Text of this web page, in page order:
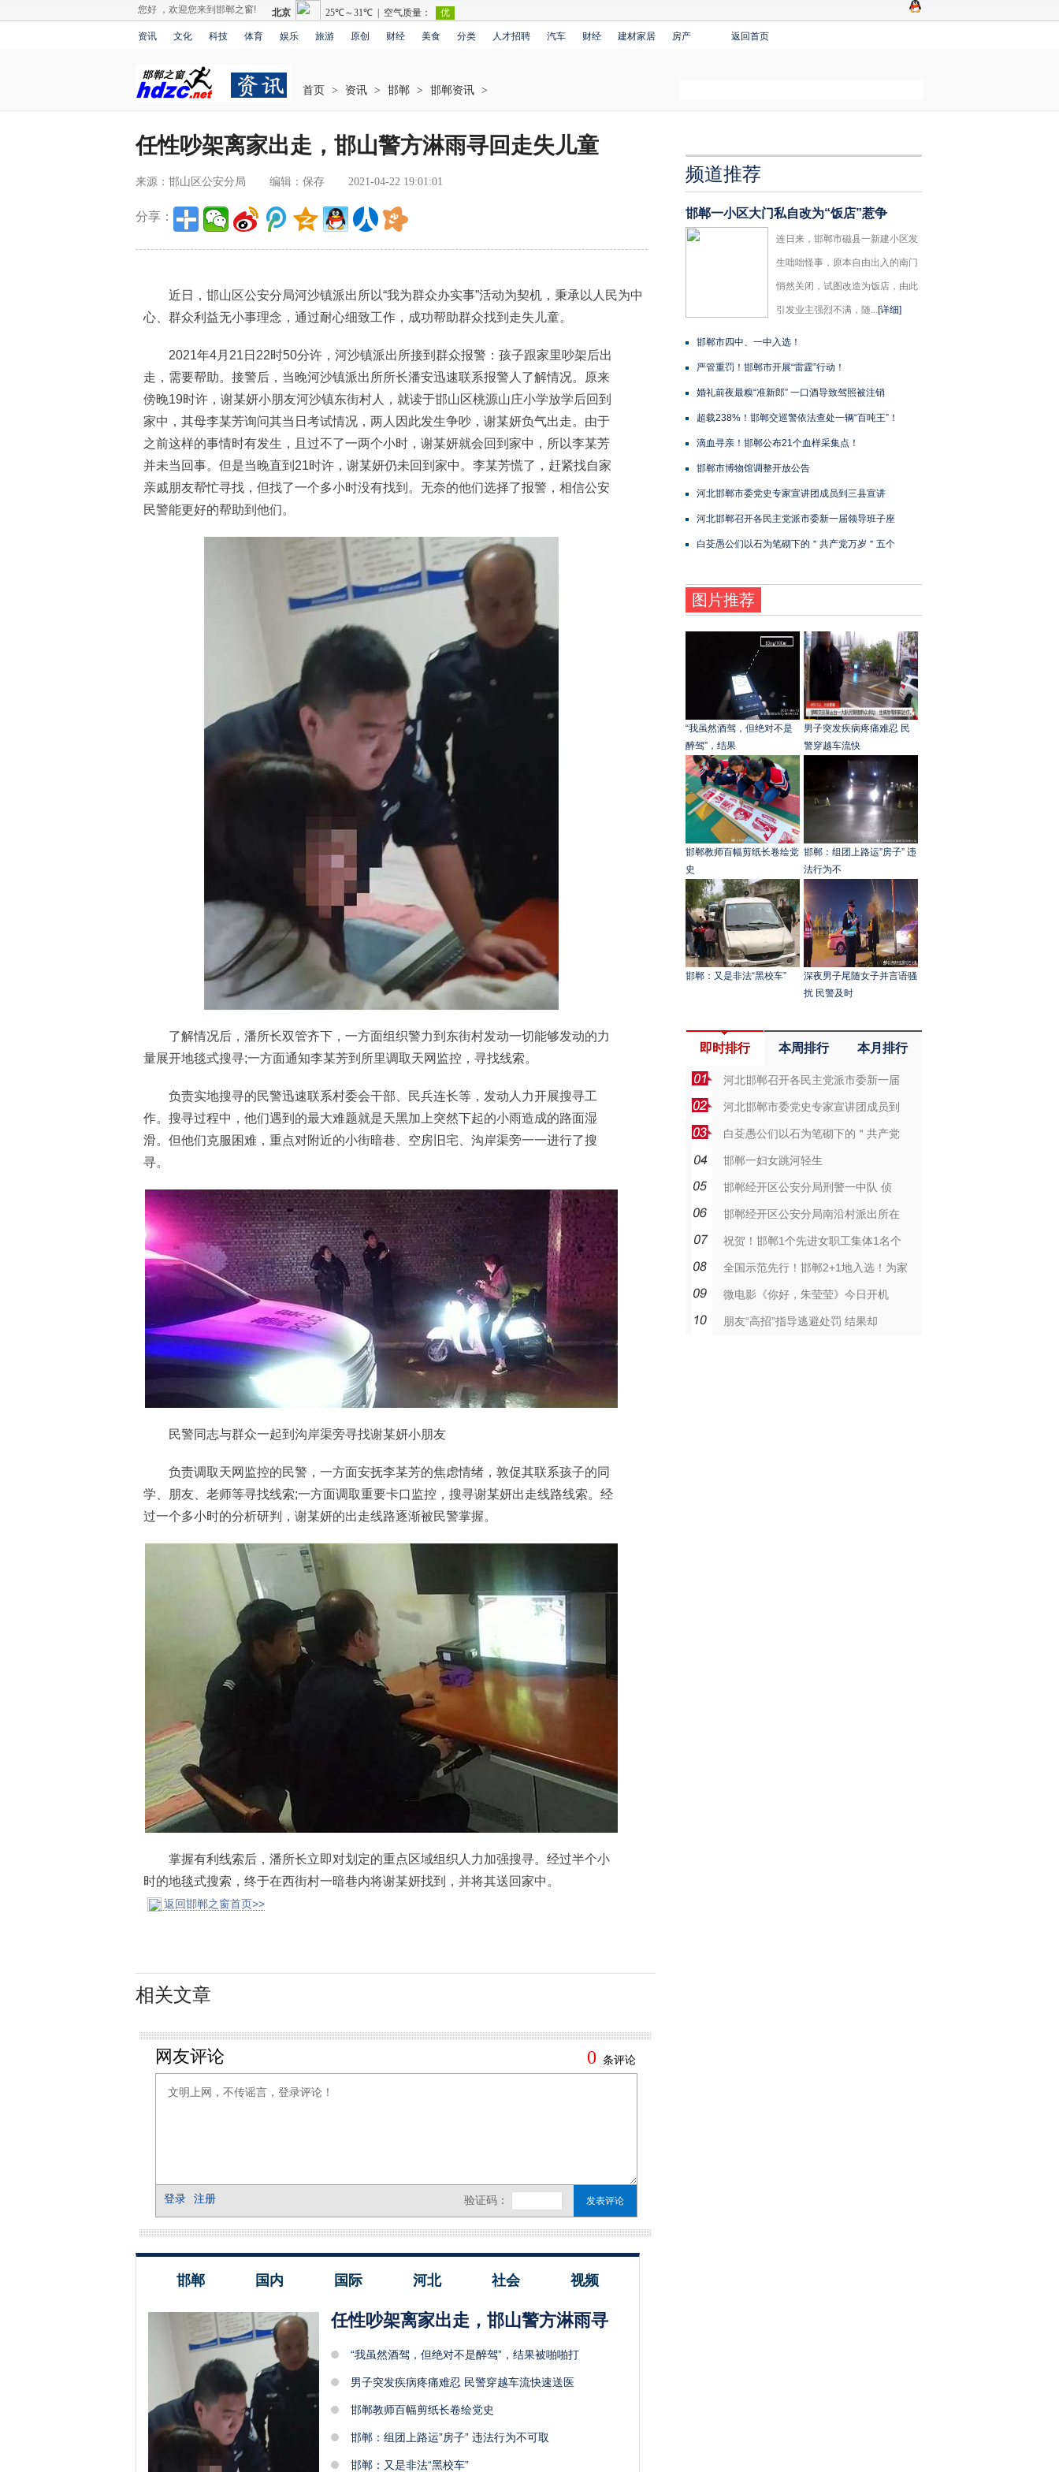
您好 ，欢迎您来到邯郸之窗!
资讯 文化 科技 体育 娱乐 旅游 原创 财经 美食 分类 人才招聘 汽车 财经 建材家居 房产 返回首页
首页 > 资讯 > 邯郸 > 邯郸资讯 >
任性吵架离家出走，邯山警方淋雨寻回走失儿童
来源：邯山区公安分局 编辑：保存 2021-04-22 19:01:01
分享：
近日，邯山区公安分局河沙镇派出所以“我为群众办实事”活动为契机，秉承以人民为中
心、群众利益无小事理念，通过耐心细致工作，成功帮助群众找到走失儿童。
2021年4月21日22时50分许，河沙镇派出所接到群众报警：孩子跟家里吵架后出
走，需要帮助。接警后，当晚河沙镇派出所所长潘安迅速联系报警人了解情况。原来
傍晚19时许，谢某妍小朋友河沙镇东街村人，就读于邯山区桃源山庄小学放学后回到
家中，其母李某芳询问其当日考试情况，两人因此发生争吵，谢某妍负气出走。由于
之前这样的事情时有发生，且过不了一两个小时，谢某妍就会回到家中，所以李某芳
并未当回事。但是当晚直到21时许，谢某妍仍未回到家中。李某芳慌了，赶紧找自家
亲戚朋友帮忙寻找，但找了一个多小时没有找到。无奈的他们选择了报警，相信公安
民警能更好的帮助到他们。
了解情况后，潘所长双管齐下，一方面组织警力到东街村发动一切能够发动的力
量展开地毯式搜寻;一方面通知李某芳到所里调取天网监控，寻找线索。
负责实地搜寻的民警迅速联系村委会干部、民兵连长等，发动人力开展搜寻工
作。搜寻过程中，他们遇到的最大难题就是天黑加上突然下起的小雨造成的路面湿
滑。但他们克服困难，重点对附近的小街暗巷、空房旧宅、沟岸渠旁一一进行了搜
寻。
民警同志与群众一起到沟岸渠旁寻找谢某妍小朋友
负责调取天网监控的民警，一方面安抚李某芳的焦虑情绪，敦促其联系孩子的同
学、朋友、老师等寻找线索;一方面调取重要卡口监控，搜寻谢某妍出走线路线索。经
过一个多小时的分析研判，谢某妍的出走线路逐渐被民警掌握。
掌握有利线索后，潘所长立即对划定的重点区域组织人力加强搜寻。经过半个小
时的地毯式搜索，终于在西街村一暗巷内将谢某妍找到，并将其送回家中。
返回邯郸之窗首页>>
相关文章
邯郸 国内 国际 河北 社会 视频
任性吵架离家出走，邯山警方淋雨寻
“我虽然酒驾，但绝对不是醉驾”，结果被啪啪打
男子突发疾病疼痛难忍 民警穿越车流快速送医
邯郸教师百幅剪纸长卷绘党史
邯郸：组团上路运”房子” 违法行为不可取
邯郸：又是非法“黑校车”
频道推荐
邯郸一小区大门私自改为“饭店”惹争
连日来，邯郸市磁县一新建小区发
生咄咄怪事，原本自由出入的南门
悄然关闭，试图改造为饭店，由此
引发业主强烈不满，随...[详细]
邯郸市四中、一中入选！
严管重罚！邯郸市开展“雷霆”行动！
婚礼前夜最糗“准新郎” 一口酒导致驾照被注销
超载238%！邯郸交巡警依法查处一辆“百吨王”！
滴血寻亲！邯郸公布21个血样采集点！
邯郸市博物馆调整开放公告
河北邯郸市委党史专家宣讲团成员到三县宣讲
河北邯郸召开各民主党派市委新一届领导班子座
白芟愚公们以石为笔砌下的＂共产党万岁＂五个
图片推荐
“我虽然酒驾，但绝对不是
醉驾”，结果
男子突发疾病疼痛难忍 民
警穿越车流快
邯郸教师百幅剪纸长卷绘党
史
邯郸：组团上路运”房子” 违
法行为不
邯郸：又是非法“黑校车”
深夜男子尾随女子并言语骚
扰 民警及时
即时排行 本周排行 本月排行
河北邯郸召开各民主党派市委新一届
河北邯郸市委党史专家宣讲团成员到
白芟愚公们以石为笔砌下的＂共产党
邯郸一妇女跳河轻生
邯郸经开区公安分局刑警一中队 侦
邯郸经开区公安分局南沿村派出所在
祝贺！邯郸1个先进女职工集体1名个
全国示范先行！邯郸2+1地入选！为家
微电影《你好，朱莹莹》今日开机
朋友“高招”指导逃避处罚 结果却